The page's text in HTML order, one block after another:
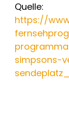
Quelle:
https://
simpsons-